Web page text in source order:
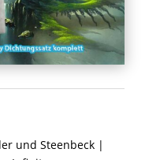
und Steenbeck|